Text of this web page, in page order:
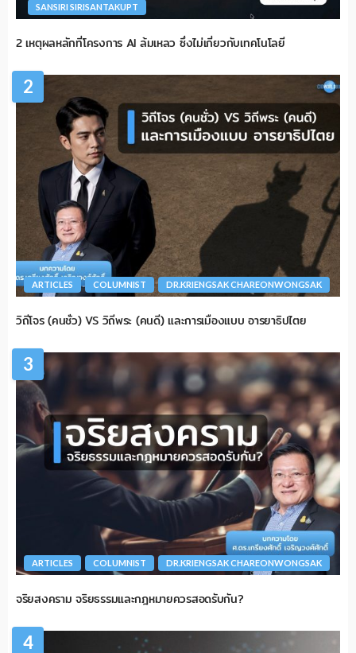
SANSIRI SIRISANTAKUPT
2 เหตุผลหลักที่โครงการ AI ล้มเหลว ซึ่งไม่เกี่ยวกับเทคโนโลยี
2
ARTICLES COLUMNIST DR.KRIENGSAK CHAREONWONGSAK
วิถีโจร (คนชั่ว) VS วิถีพระ (คนดี) และการเมืองแบบ อารยาธิปไตย
3
ARTICLES COLUMNIST DR.KRIENGSAK CHAREONWONGSAK
จริยสงคราม จริยธรรมและกฎหมายควรสอดรับกัน?
4